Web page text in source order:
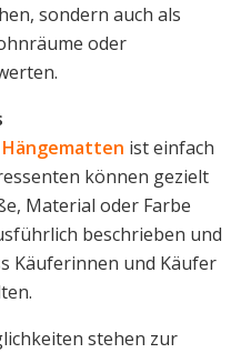
sondern auch als
oder
Hängematten ist einfach
können gezielt
Material oder Farbe
beschrieben und
Käuferinnen und Käufer
stehen zur